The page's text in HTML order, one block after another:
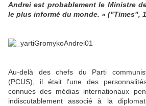
Andrei est probablement le Ministre
le plus informé du monde. » ("Times",
Au-delà des chefs du Parti
(PCUS), il était l’une des
connues des médias internationaux
indiscutablement associé à la